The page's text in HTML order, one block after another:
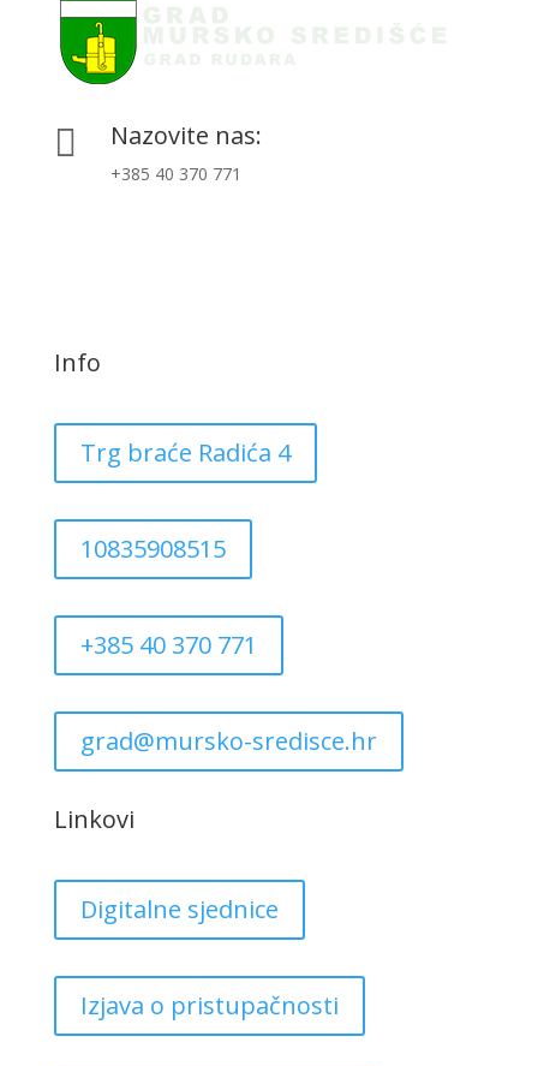
 Nazovite nas:
+385 40 370 771
Info
Trg braće Radića 4
10835908515
+385 40 370 771
grad@mursko-sredisce.hr
Linkovi
Digitalne sjednice
Izjava o pristupačnosti